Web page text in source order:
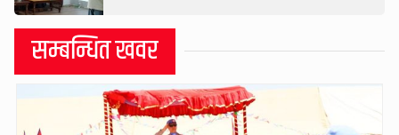
सम्बन्धित खवर